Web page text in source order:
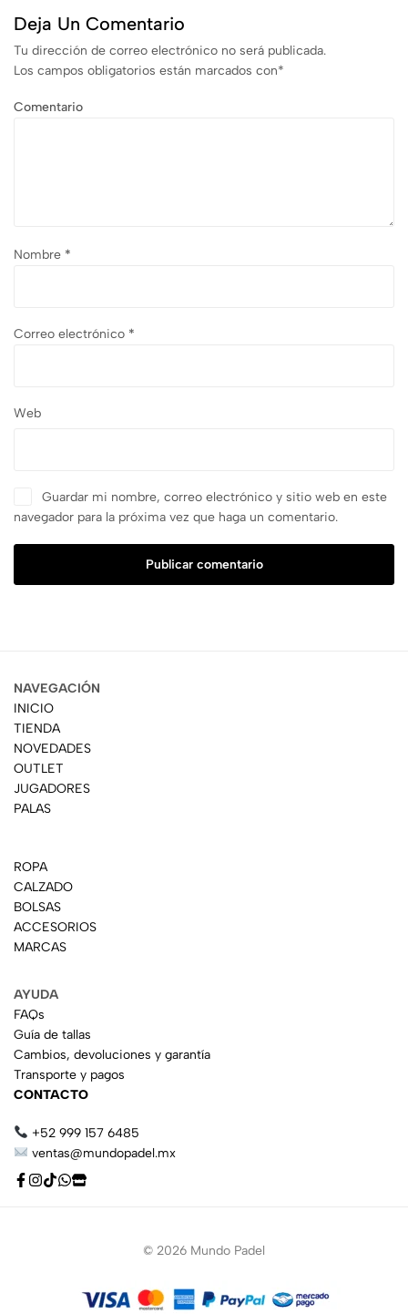
Deja Un Comentario
Tu dirección de correo electrónico no será publicada.
Los campos obligatorios están marcados con*
Comentario
Nombre *
Correo electrónico *
Web
Guardar mi nombre, correo electrónico y sitio web en este
navegador para la próxima vez que haga un comentario.
Publicar comentario
NAVEGACIÓN
INICIO
TIENDA
NOVEDADES
OUTLET
JUGADORES
PALAS
ROPA
CALZADO
BOLSAS
ACCESORIOS
MARCAS
AYUDA
FAQs
Guía de tallas
Cambios, devoluciones y garantía
Transporte y pagos
CONTACTO
+52 999 157 6485
ventas@mundopadel.mx
© 2026 Mundo Padel